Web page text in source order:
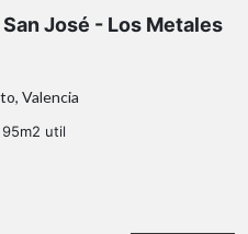
José - Los Metales
Valencia
95m2 util